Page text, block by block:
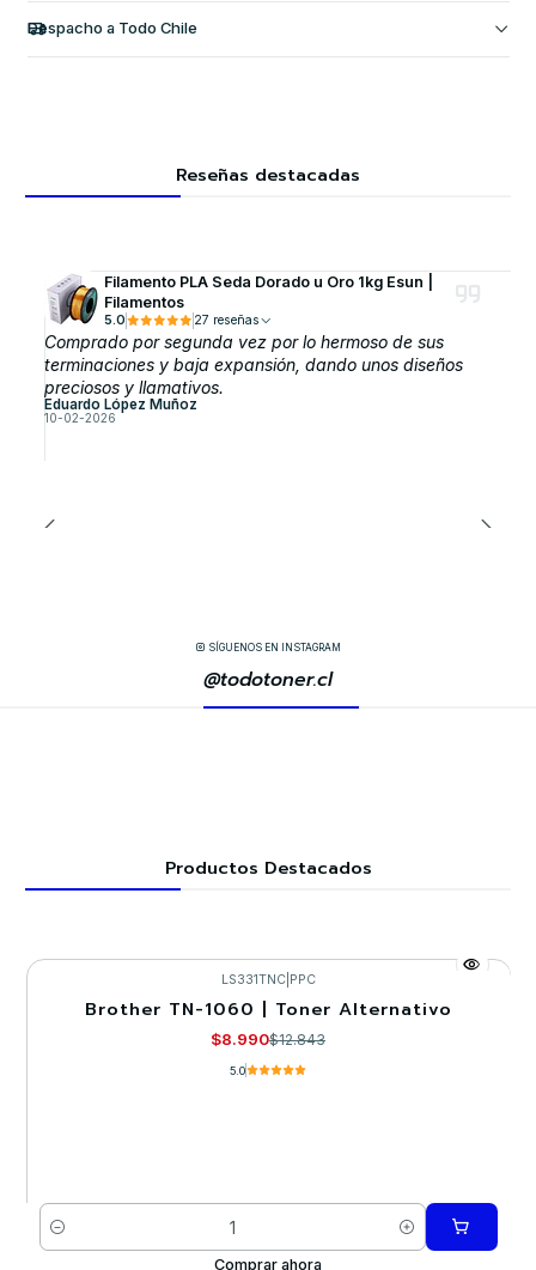
Despacho a Todo Chile
Reseñas destacadas
Filamento PLA Seda Dorado u Oro 1kg Esun |
Filamentos
5.0 27 reseñas
Comprado por segunda vez por lo hermoso de sus
terminaciones y baja expansión, dando unos diseños
preciosos y llamativos.
Eduardo López Muñoz
10-02-2026
SÍGUENOS EN INSTAGRAM
@todotoner.cl
Productos Destacados
-30%
LS331TNC| PPC
Brother TN-1060 | Toner Alternativo
$8.990$12.843
5.0
Cantidad
Comprar ahora